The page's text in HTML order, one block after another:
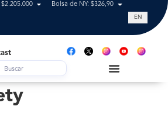
Bolsa de NY: $326,90 Tasa de
EN